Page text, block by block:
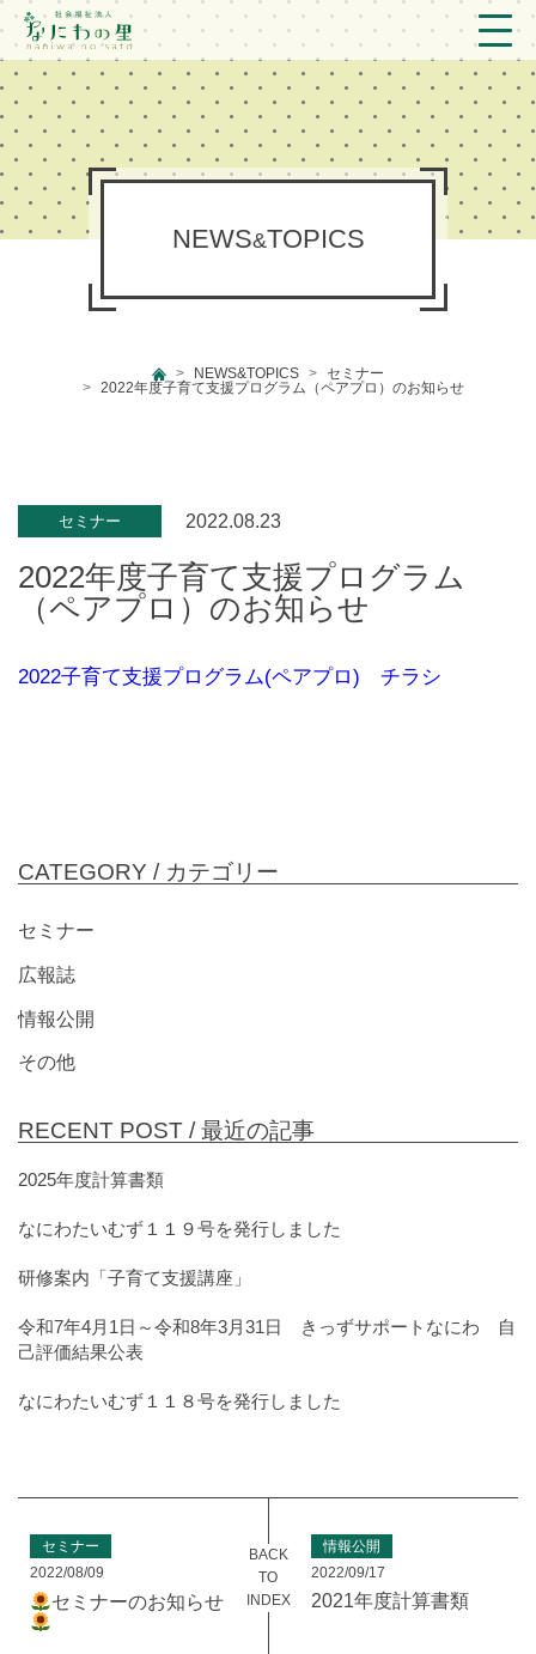
トップ
法人概要/アクセス
こども/相談支援
新着情報
プライバシーポリシー
NEWS&TOPICS
NEWS&TOPICS
セミナー
2022年度子育て支援プログラム（ペアプロ）のお知らせ
セミナー 2022.08.23
2022年度子育て支援プログラム
（ペアプロ）のお知らせ
2022子育て支援プログラム(ペアプロ) チラシ
CATEGORY / カテゴリー
セミナー
広報誌
情報公開
その他
RECENT POST /最近の記事
2025年度計算書類
なにわたいむず１１９号を発行しました
研修案内「子育て支援講座」
令和7年4月1日～令和8年3月31日 きっずサポートなにわ 自
己評価結果公表
なにわたいむず１１８号を発行しました
セミナー
2022/08/09
セミナーのお知らせ
BACK
TO
INDEX
情報公開
2022/09/17
2021年度計算書類